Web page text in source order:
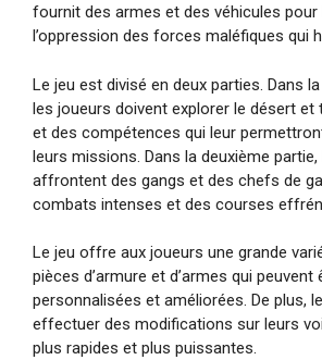
fournit des armes et des véhicules
l’oppression des forces maléfiques qui
Le jeu est divisé en deux parties. Dans
les joueurs doivent explorer le désert et
et des compétences qui leur
leurs missions. Dans la deuxième
affrontent des gangs et des chefs de
combats intenses et des courses
Le jeu offre aux joueurs une grande
pièces d’armure et d’armes qui peuvent
personnalisées et améliorées. De plus,
effectuer des modifications sur leurs
plus rapides et plus puissantes.